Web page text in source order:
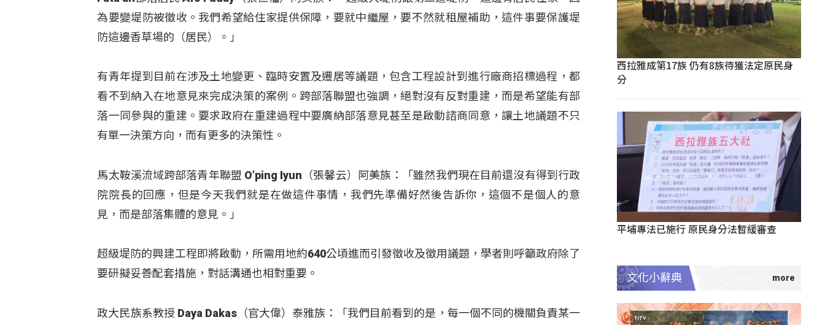
為要變堤防被徵收。我們希望給住家提供保障，要就中繼屋，要不然就租屋補助，這件事要保護堤
防這邊香草場的（居民）。」
有青年提到目前在涉及土地變更、臨時安置及遷居等議題，包含工程設計到進行廠商招標過程，都
看不到納入在地意見來完成決策的案例。跨部落聯盟也強調，絕對沒有反對重建，而是希望能有部
落一同參與的重建。要求政府在重建過程中要廣納部落意見甚至是啟動諮商同意，讓土地議題不只
有單一決策方向，而有更多的決策性。
馬太鞍溪流域跨部落青年聯盟 O’ping Iyun（張馨云）阿美族：「雖然我們現在目前還沒有得到行政
院院長的回應，但是今天我們就是在做這件事情，我們先準備好然後告訴你，這個不是個人的意
見，而是部落集體的意見。」
超級堤防的興建工程即將啟動，所需用地約640公頃進而引發徵收及徵用議題，學者則呼籲政府除了
要研擬妥善配套措施，對話溝通也相對重要。
政大民族系教授 Daya Dakas（官大偉）泰雅族：「我們目前看到的是，每一個不同的機關負責某一
西拉雅成第17族 仍有8族待獲法定原民身
分
平埔專法已施行 原民身分法暫緩審查
文化小辭典